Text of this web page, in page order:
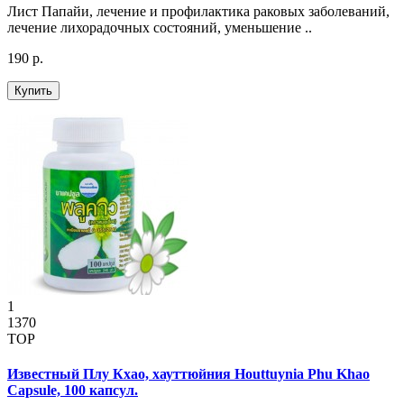
Лист Папайи, лечение и профилактика раковых заболеваний,
лечение лихорадочных состояний, уменьшение ..
190 р.
Купить
1
1370
TOP
Известный Плу Кхао, хауттюйния Houttuynia Phu Khao
Capsule, 100 капсул.